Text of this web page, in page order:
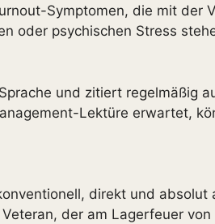
Symptomen, die mit
oder psychischen Stress
und zitiert regelmäßig
Lektüre erwartet,
direkt und
der am Lagerfeuer